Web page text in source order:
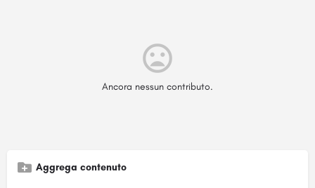
Ancora nessun contributo.
Aggrega contenuto